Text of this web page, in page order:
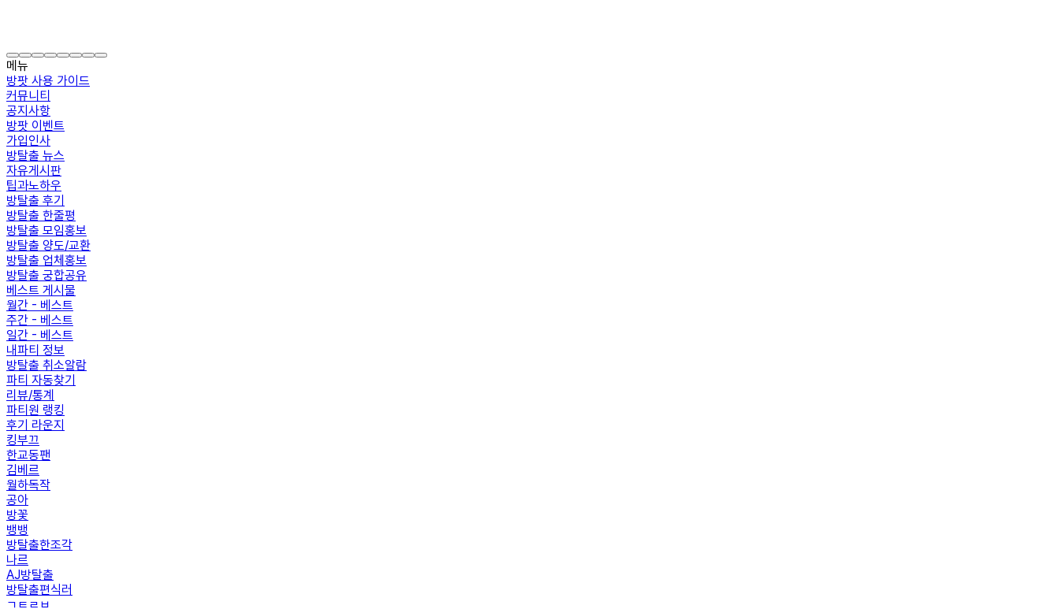
메뉴
방팟 사용 가이드
커뮤니티
공지사항
방팟 이벤트
가입인사
방탈출 뉴스
자유게시판
팁과노하우
방탈출 후기
방탈출 한줄평
방탈출 모임홍보
방탈출 양도/교환
방탈출 업체홍보
방탈출 궁합공유
베스트 게시물
월간 - 베스트
주간 - 베스트
일간 - 베스트
내파티 정보
방탈출 취소알람
파티 자동찾기
리뷰/통계
파티원 랭킹
후기 라운지
킹부끄
한교동팬
김베르
월하독작
공아
방꽃
뱅뱅
방탈출한조각
나르
AJ방탈출
방탈출편식러
ㄱㅌㄹㅂ